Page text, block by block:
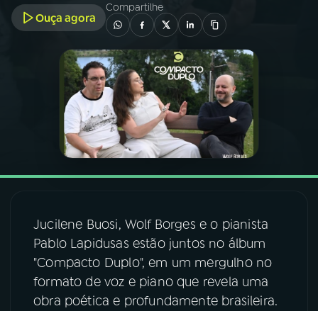
A RÁDIO
PROGRAMAÇÃO
PROGRAMAS
PODCASTS
07ÚLTIMAS
FESTIVAL DE MÚSICA
Ouça agora
Compartilhe
Jucilene Buosi, Wolf Borges e o pianista
Pablo Lapidusas estão juntos no álbum
"Compacto Duplo", em um mergulho no
formato de voz e piano que revela uma
obra poética e profundamente brasileira.